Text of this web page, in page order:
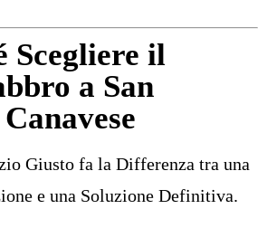
Scegliere il
a San
Giusto fa la Differenza tra una
e una Soluzione Definitiva.